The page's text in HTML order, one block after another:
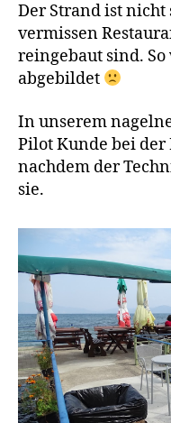
Der Strand ist
vermissen
reingebaut sind.
abgebildet
In unserem
Pilot Kunde bei
nachdem der
sie.